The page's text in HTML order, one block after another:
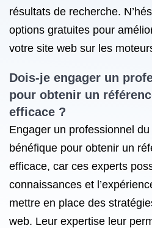
résultats de recherche.
options gratuites pour
votre site web sur les
Dois-je engager un
pour obtenir un
efficace ?
Engager un professionnel
bénéfique pour obtenir un
efficace, car ces experts
connaissances et
mettre en place des
web. Leur expertise leur